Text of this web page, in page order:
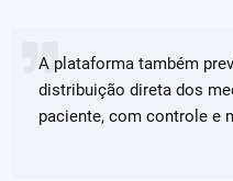
A plataforma também
distribuição direta dos
paciente, com controle e